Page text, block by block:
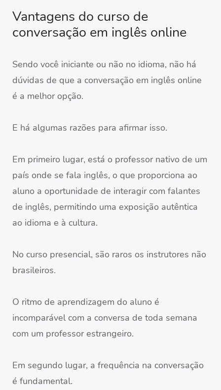
Vantagens do curso de
conversação em inglês online
Sendo você iniciante ou não no idioma, não há
dúvidas de que a conversação em inglês online
é a melhor opção.
E há algumas razões para afirmar isso.
Em primeiro lugar, está o professor nativo de um
país onde se fala inglês, o que proporciona ao
aluno a oportunidade de interagir com falantes
de inglês, permitindo uma exposição autêntica
ao idioma e à cultura.
No curso presencial, são raros os instrutores não
brasileiros.
O ritmo de aprendizagem do aluno é
incomparável com a conversa de toda semana
com um professor estrangeiro.
Em segundo lugar, a frequência na conversação
é fundamental.